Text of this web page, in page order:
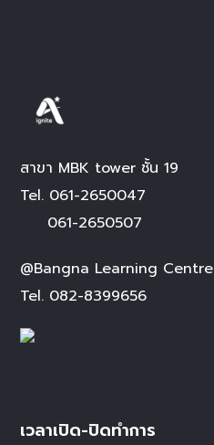
สาขา MBK tower ชั้น 19
Tel. 061-2650047
061-2650507
@Bangna Learning Centre
Tel. 082-8399656
เวลาเปิด-ปิดทำการ